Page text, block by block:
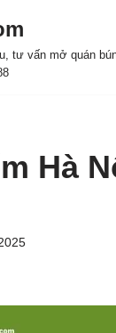
tư vấn mở quán
Hà